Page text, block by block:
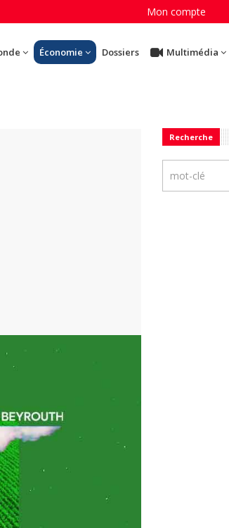
Mon compte
Économie Dossiers Multimédia
Recherche